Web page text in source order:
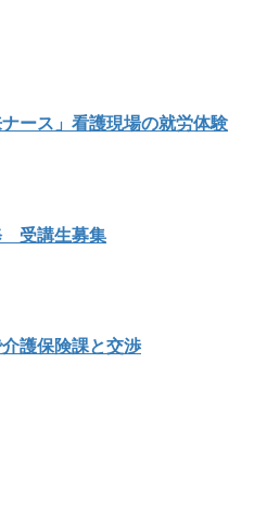
ース」看護現場の就労体験
受講生募集
護保険課と交渉